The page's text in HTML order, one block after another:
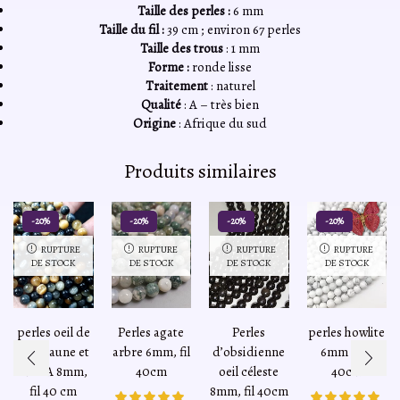
Taille des perles :6 mm
Taille du fil :39 cm ; environ 67 perles
Taille des trous: 1 mm
Forme : ronde lisse
Traitement: naturel
Qualité: A – très bien
Origine: Afrique du sud
Produits similaires
RUPTURE
DE STOCK
-20%
perles oeil de
tigre jaune et
bleu A 8mm,
fil 40 cm
RUPTURE
DE STOCK
-20%
Perles agate
arbre 6mm, fil
40cm
RUPTURE
DE STOCK
-20%
Perles
d’obsidienne
oeil céleste
8mm, fil 40cm
RUPTURE
DE STOCK
-20%
perles howlite
6mm – fil
40cm